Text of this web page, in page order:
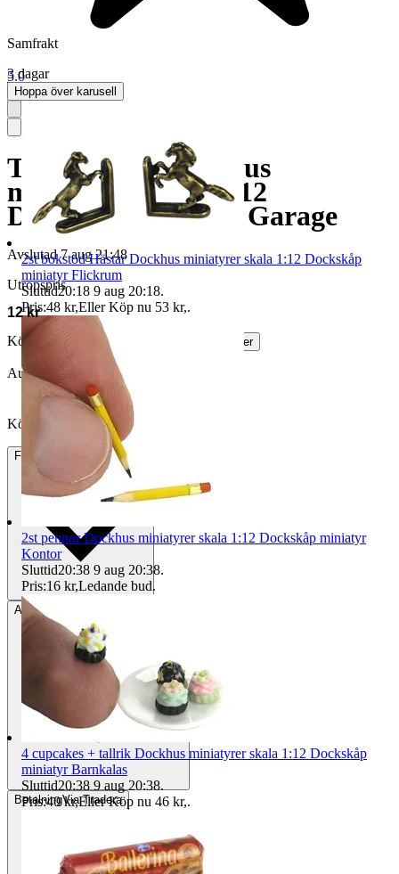
5.0
Tunna Liten Dockhus
miniatyrer skala 1:12
Dockskåp miniatyr Garage
Avslutad 7 aug 21:48
Utropspris
12 kr
Köparskydd är valfritt hos företag.
Läs mer
Auktionen avslutades utan bud
Köpförfrågan är tyvärr inte tillgänglig.
Frakt 15 kr Annat fraktsätt
Avhämtning
BetalningVia Tradera
Samfrakt
3 dagar
Hoppa över karusell
2st bokstöd Hästar Dockhus miniatyrer skala 1:12 Dockskåp
miniatyr Flickrum
Sluttid20:18 9 aug 20:18.
Pris:48 kr,Eller Köp nu 53 kr,.
2st pennor Dockhus miniatyrer skala 1:12 Dockskåp miniatyr
Kontor
Sluttid20:38 9 aug 20:38.
Pris:16 kr,Ledande bud.
4 cupcakes + tallrik Dockhus miniatyrer skala 1:12 Dockskåp
miniatyr Barnkalas
Sluttid20:38 9 aug 20:38.
Pris:40 kr,Eller Köp nu 46 kr,.